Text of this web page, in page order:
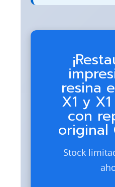
resina
X1 y
con
original
Stock